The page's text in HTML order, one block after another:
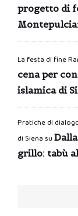
progetto di
La festa di fine
cena per
islamica di
Pratiche di
di Siena su
grillo: tabù